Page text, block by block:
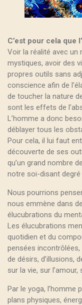
C’est pour cela que
Voir la réalité avec un
mystiques, avoir des
propres outils sans
conscience afin de
de toucher la nature
sont les effets de
L’homme a donc
déblayer tous les
Pour cela, il lui faut
découverte de ses
qu’un grand nombre
notre soi-disant degré
Nous pourrions
nous emmène dans
élucubrations du
Les élucubrations
quotidien et du
pensées
de désirs, d’illusions,
sur la vie, sur
Par le yoga,
plans physiques,